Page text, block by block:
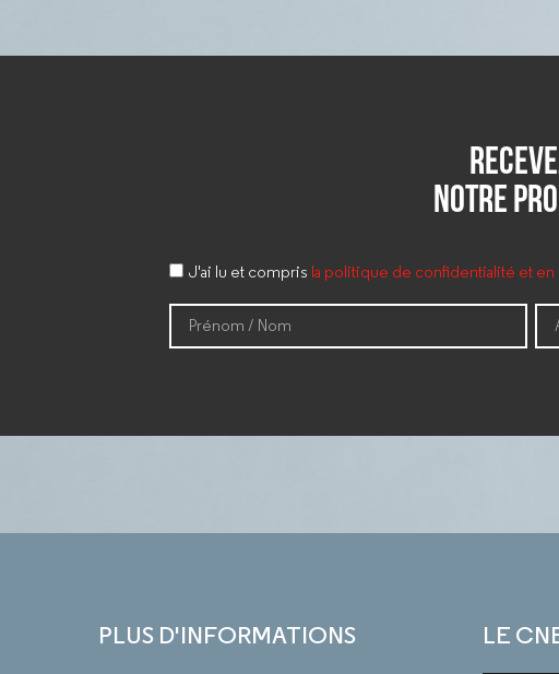
notre
J'ai lu et compris la politique de confidentialité et
PLUS D'INFORMATIONS LE